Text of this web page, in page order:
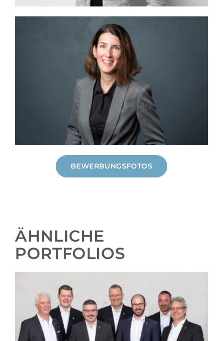
BEWERBUNGSFOTOS
ÄHNLICHE
PORTFOLIOS